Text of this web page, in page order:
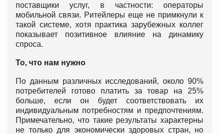
поставщики услуг, в частности: операторы
мобильной связи. Ритейлеры еще не примкнули к
такой системе, хотя практика зарубежных коллег
показывает позитивное влияние на динамику
спроса.
То, что нам нужно
По данным различных исследований, около 90%
потребителей готово платить за товар на 25%
больше, если он будет соответствовать их
индивидуальным потребностям и предпочтениям.
Примечательно, что такие результаты характерны
не только для экономически здоровых стран, но